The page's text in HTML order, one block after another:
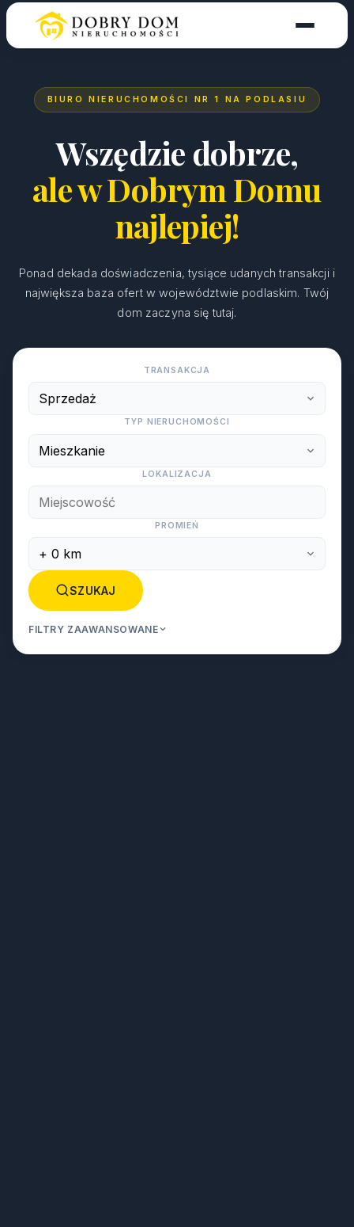
BIURO NIERUCHOMOŚCI NR 1 NA PODLASIU
Wszędzie dobrze,
ale w Dobrym Domu
najlepiej!
Ponad dekada doświadczenia, tysiące udanych transakcji i
największa baza ofert w województwie podlaskim. Twój
dom zaczyna się tutaj.
TRANSAKCJA
TYP NIERUCHOMOŚCI
LOKALIZACJA
PROMIEŃ
SZUKAJ
FILTRY ZAAWANSOWANE